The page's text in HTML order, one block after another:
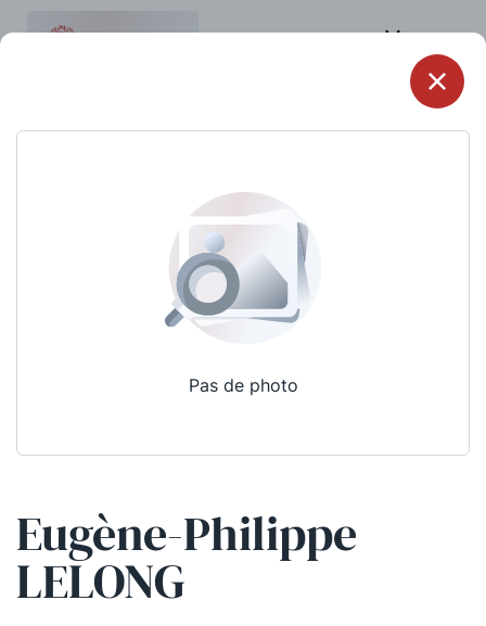
Menu
Pas de photo
Eugène-Philippe
LELONG
Qui sommes-nous ?
La Conférence